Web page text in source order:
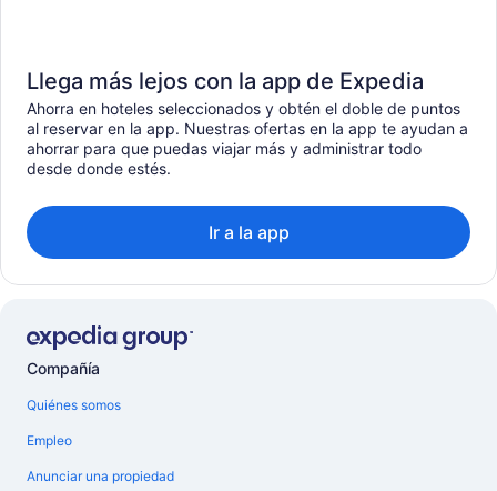
Llega más lejos con la app de Expedia
Ahorra en hoteles seleccionados y obtén el doble de puntos
al reservar en la app. Nuestras ofertas en la app te ayudan a
ahorrar para que puedas viajar más y administrar todo
desde donde estés.
Ir a la app
Compañía
Quiénes somos
Empleo
Anunciar una propiedad